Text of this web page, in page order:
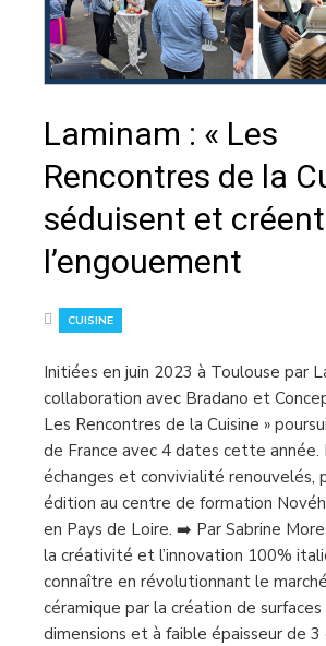
Laminam : « Les
Rencontres de la
séduisent et créent
l’engouement
CUISINE
Initiées en juin 2023 à Toulouse par
collaboration avec Bradano et
Les Rencontres de la Cuisine »
de France avec 4 dates cette année.
échanges et convivialité renouvelés,
édition au centre de formation
en Pays de Loire. ➡️ Par Sabrine
la créativité et l’innovation 100%
connaître en révolutionnant le
céramique par la création de
dimensions et à faible épaisseur de